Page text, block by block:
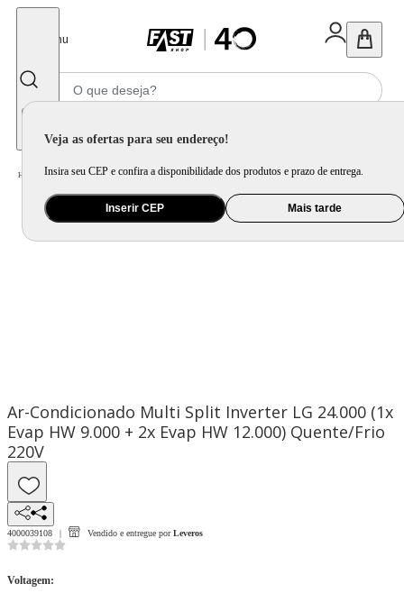
Menu
Veja as ofertas para seu endereço!
Insira seu CEP e confira a disponibilidade dos produtos e prazo de entrega.
Inserir CEP Mais tarde
Home Ar e Ventilação / Ar Condicionado
Ar-Condicionado Multi Split Inverter LG 24.000 (1x
Evap HW 9.000 + 2x Evap HW 12.000) Quente/Frio
220V
4000039108 Vendido e entregue por Leveros
Voltagem: